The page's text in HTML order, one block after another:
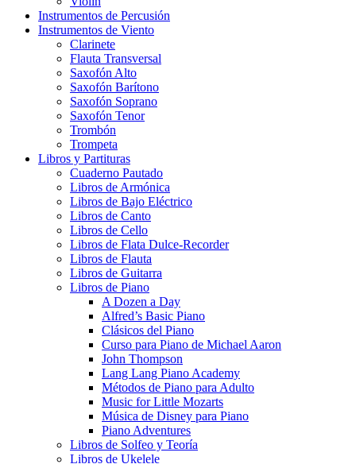
Instrumentos de Percusión
Instrumentos de Viento
Clarinete
Flauta Transversal
Saxofón Alto
Saxofón Barítono
Saxofón Soprano
Saxofón Tenor
Trombón
Trompeta
Libros y Partituras
Cuaderno Pautado
Libros de Armónica
Libros de Bajo Eléctrico
Libros de Canto
Libros de Cello
Libros de Flata Dulce-Recorder
Libros de Flauta
Libros de Guitarra
Libros de Piano
A Dozen a Day
Alfred’s Basic Piano
Clásicos del Piano
Curso para Piano de Michael Aaron
John Thompson
Lang Lang Piano Academy
Métodos de Piano para Adulto
Music for Little Mozarts
Música de Disney para Piano
Piano Adventures
Libros de Solfeo y Teoría
Libros de Ukelele